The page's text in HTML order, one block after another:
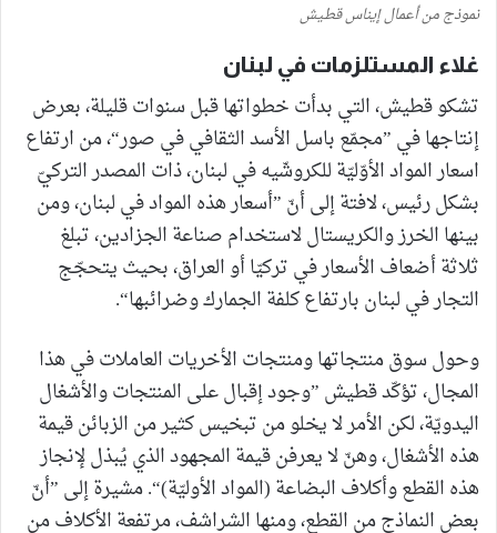
نموذج من أعمال إيناس قطيش
غلاء المستلزمات في لبنان
تشكو قطيش، التي بدأت خطواتها قبل سنوات قليلة، بعرض
إنتاجها في ”مجمّع باسل الأسد الثقافي في صور“، من ارتفاع
اسعار المواد الأوّليّة للكروشّيه في لبنان، ذات المصدر التركيّ
بشكل رئيس، لافتة إلى أنّ ”أسعار هذه المواد في لبنان، ومن
بينها الخرز والكريستال لاستخدام صناعة الجزادين، تبلغ
ثلاثة أضعاف الأسعار في تركيّا أو العراق، بحيث يتحجّج
التجار في لبنان بارتفاع كلفة الجمارك وضرائبها“.
وحول سوق منتجاتها ومنتجات الأخريات العاملات في هذا
المجال، تؤكّد قطيش ”وجود إقبال على المنتجات والأشغال
اليدويّة، لكن الأمر لا يخلو من تبخيس كثير من الزبائن قيمة
هذه الأشغال، وهنّ لا يعرفن قيمة المجهود الذي يُبذل لإنجاز
هذه القطع وأكلاف البضاعة (المواد الأوليّة)“. مشيرة إلى ”أنّ
بعض النماذج من القطع، ومنها الشراشف، مرتفعة الأكلاف من